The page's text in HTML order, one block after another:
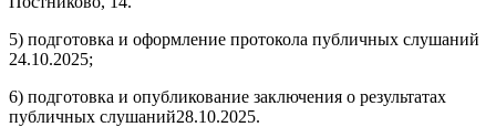
5) подготовка и оформление протокола публичных слушаний
24.10.2025;
6) подготовка и опубликование заключения о результатах
публичных слушаний28.10.2025.